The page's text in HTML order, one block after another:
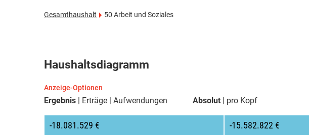
Gesamthaushalt 50 Arbeit und Soziales
Haushaltsdiagramm
Anzeige-Optionen
Ergebnis Erträge Aufwendungen Absolut pro Kopf
-18.081.529 € -15.582.822 €